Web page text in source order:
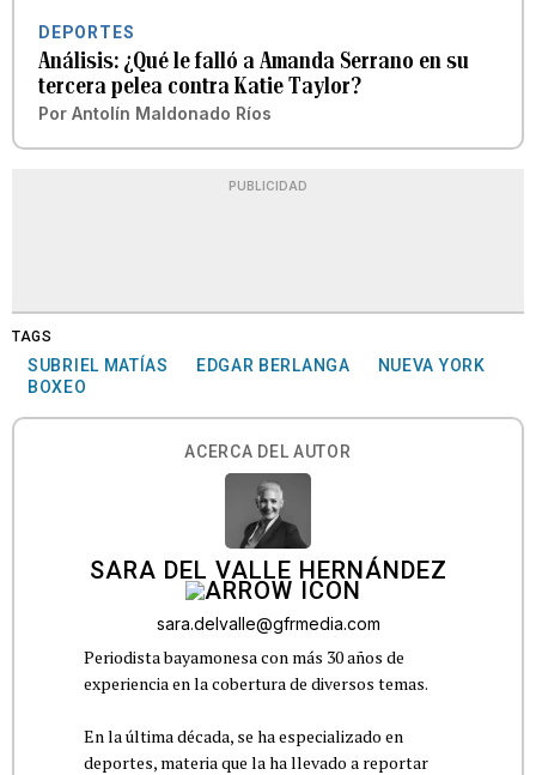
DEPORTES
Análisis: ¿Qué le falló a Amanda Serrano en su
tercera pelea contra Katie Taylor?
Por Antolín Maldonado Ríos
PUBLICIDAD
TAGS
SUBRIEL MATÍAS EDGAR BERLANGA
NUEVA YORK
BOXEO
ACERCA DEL AUTOR
SARA DEL VALLE HERNÁNDEZ
sara.delvalle@gfrmedia.com
Periodista bayamonesa con más 30 años de
experiencia en la cobertura de diversos temas.
En la última década, se ha especializado en
deportes, materia que la ha llevado a reportar